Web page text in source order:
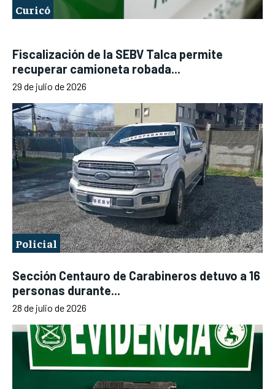
Curicó
Fiscalización de la SEBV Talca permite
recuperar camioneta robada...
29 de julio de 2026
Policial
Sección Centauro de Carabineros detuvo a 16
personas durante...
28 de julio de 2026